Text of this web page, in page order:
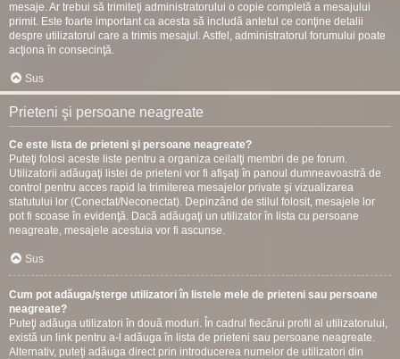
mesaje. Ar trebui să trimiteţi administratorului o copie completă a mesajului
primit. Este foarte important ca acesta să includă antetul ce conţine detalii
despre utilizatorul care a trimis mesajul. Astfel, administratorul forumului poate
acţiona în consecinţă.
Sus
Prieteni şi persoane neagreate
Ce este lista de prieteni şi persoane neagreate?
Puteţi folosi aceste liste pentru a organiza ceilalţi membri de pe forum.
Utilizatorii adăugaţi listei de prieteni vor fi afişaţi în panoul dumneavoastră de
control pentru acces rapid la trimiterea mesajelor private şi vizualizarea
statutului lor (Conectat/Neconectat). Depinzând de stilul folosit, mesajele lor
pot fi scoase în evidenţă. Dacă adăugaţi un utilizator în lista cu persoane
neagreate, mesajele acestuia vor fi ascunse.
Sus
Cum pot adăuga/şterge utilizatori în listele mele de prieteni sau persoane
neagreate?
Puteţi adăuga utilizatori în două moduri. În cadrul fiecărui profil al utilizatorului,
există un link pentru a-l adăuga în lista de prieteni sau persoane neagreate.
Alternativ, puteţi adăuga direct prin introducerea numelor de utilizatori din